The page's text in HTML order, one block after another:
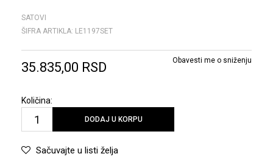
SATOVI
ŠIFRA ARTIKLA: LE1197SET
35.835,00 RSD Obavesti me o sniženju
Količina:
DODAJ U KORPU
Sačuvajte u listi želja